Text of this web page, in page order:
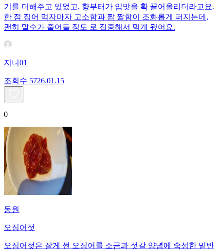
기를 더해주고 있었고, 향부터가 입맛을 확 끌어올리더라고요.
한 점 집어 먹자마자 고소함과 짭 짤함이 조화롭게 퍼지는데,
괜히 말수가 줄어들 정도 로 집중해서 먹게 됐어요.
지니01
조회수 5726.01.15
0
동원
오징어젓
오징어젖은 잘게 썬 오징어를 소금과 젓갈 양념에 숙성한 밑반